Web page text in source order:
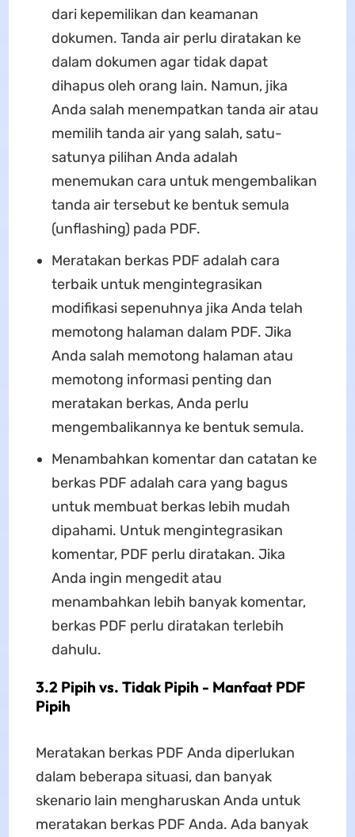
dari kepemilikan dan keamanan
dokumen. Tanda air perlu diratakan ke
dalam dokumen agar tidak dapat
dihapus oleh orang lain. Namun, jika
Anda salah menempatkan tanda air atau
memilih tanda air yang salah, satu-
satunya pilihan Anda adalah
menemukan cara untuk mengembalikan
tanda air tersebut ke bentuk semula
(unflashing) pada PDF.
Meratakan berkas PDF adalah cara
terbaik untuk mengintegrasikan
modifikasi sepenuhnya jika Anda telah
memotong halaman dalam PDF. Jika
Anda salah memotong halaman atau
memotong informasi penting dan
meratakan berkas, Anda perlu
mengembalikannya ke bentuk semula.
Menambahkan komentar dan catatan ke
berkas PDF adalah cara yang bagus
untuk membuat berkas lebih mudah
dipahami. Untuk mengintegrasikan
komentar, PDF perlu diratakan. Jika
Anda ingin mengedit atau
menambahkan lebih banyak komentar,
berkas PDF perlu diratakan terlebih
dahulu.
3.2 Pipih vs. Tidak Pipih - Manfaat PDF
Pipih
Meratakan berkas PDF Anda diperlukan
dalam beberapa situasi, dan banyak
skenario lain mengharuskan Anda untuk
meratakan berkas PDF Anda. Ada banyak